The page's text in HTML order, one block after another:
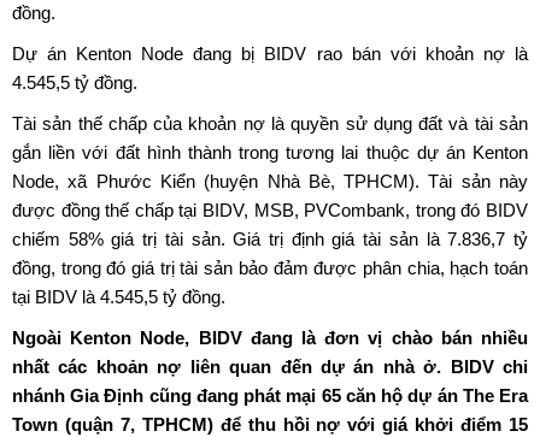
đồng.
Dự án Kenton Node đang bị BIDV rao bán với khoản nợ là
4.545,5 tỷ đồng.
Tài sản thế chấp của khoản nợ là quyền sử dụng đất và tài sản
gắn liền với đất hình thành trong tương lai thuộc dự án Kenton
Node, xã Phước Kiển (huyện Nhà Bè, TPHCM). Tài sản này
được đồng thế chấp tại BIDV, MSB, PVCombank, trong đó BIDV
chiếm 58% giá trị tài sản. Giá trị định giá tài sản là 7.836,7 tỷ
đồng, trong đó giá trị tài sản bảo đảm được phân chia, hạch toán
tại BIDV là 4.545,5 tỷ đồng.
Ngoài Kenton Node, BIDV đang là đơn vị chào bán nhiều
nhất các khoản nợ liên quan đến dự án nhà ở. BIDV chi
nhánh Gia Định cũng đang phát mại 65 căn hộ dự án The Era
Town (quận 7, TPHCM) để thu hồi nợ với giá khởi điểm 15